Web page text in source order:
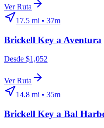
Ver Ruta
17.5 mi • 37m
Brickell Key a Aventura
Desde $1,052
Ver Ruta
14.8 mi • 35m
Brickell Key a Bal